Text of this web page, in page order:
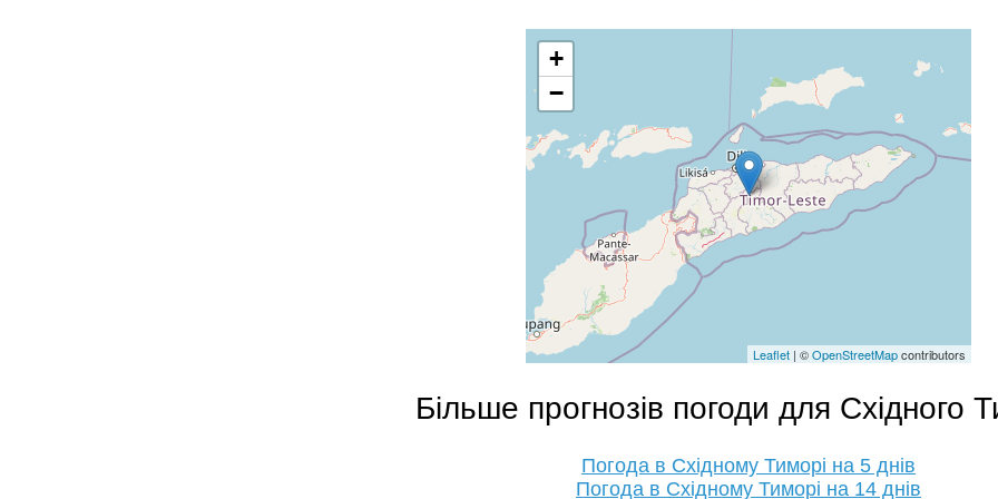
+
−
Leaflet | ©OpenStreetMapcontributors
Більше прогнозів погоди для Східного
Погода в Східному Тиморі на 5 днів
Погода в Східному Тиморі на 14 днів